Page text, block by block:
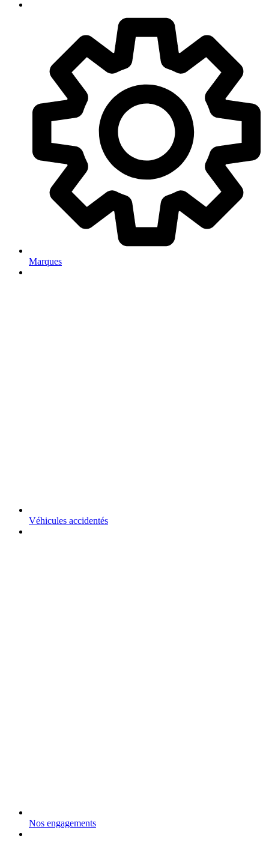
Marques
Véhicules accidentés
Nos engagements